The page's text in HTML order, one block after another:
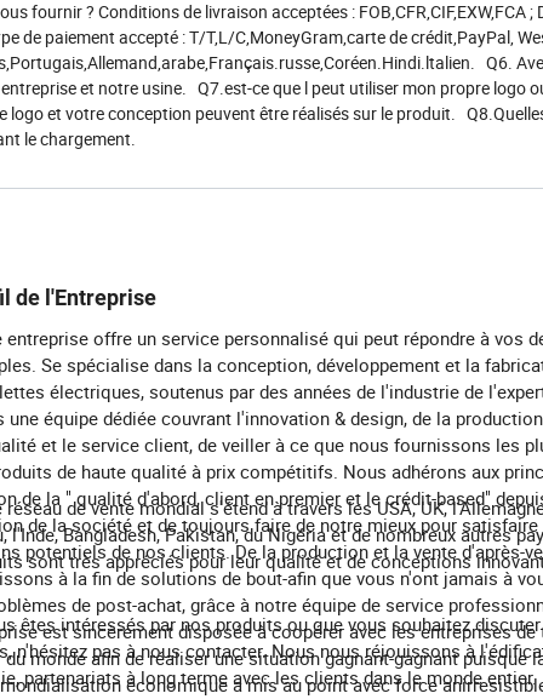
? Conditions de livraison acceptées : FOB,CFR,CIF,EXW,FCA ;
de paiement accepté : T/T,L/C,MoneyGram,carte de crédit,PayPal,
Q6.
et notre usine. Q7.est-ce que l peut utiliser mon propre logo
logo et votre conception peuvent être réalisés sur le produit.
le chargement.
de l'Entreprise
entreprise offre un service personnalisé qui peut répondre à vos
Se spécialise dans la conception, développement et la
électriques, soutenus par des années de l'industrie de
une équipe dédiée couvrant l'innovation & design, de la
et le service client, de veiller à ce que nous fournissons les
de haute qualité à prix compétitifs. Nous adhérons aux
de la " qualité d'abord, client en premier et le crédit-based"
de la société et de toujours faire de notre mieux pour satisfaire
potentiels de nos clients. De la production et la vente d'après-
à la fin de solutions de bout-afin que vous n'ont jamais à
de post-achat, grâce à notre équipe de service
est sincèrement disposée à coopérer avec les entreprises de
monde afin de réaliser une situation gagnant-gagnant puisque
économique a mis au point avec force
réseau de vente mondial s'étend à travers les USA, UK,
l'Inde, Bangladesh, Pakistan, du Nigéria et de nombreux autres
sont très appréciés pour leur qualité et de conceptions
êtes intéressés par nos produits ou que vous souhaitez
n'hésitez pas à nous contacter. Nous nous réjouissons à
partenariats à long terme avec les clients dans le monde entier.